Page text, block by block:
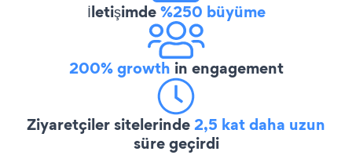
İletişimde%250 büyüme
200% growth in engagement
Ziyaretçiler sitelerinde2,5 kat daha uzun
süre geçirdi